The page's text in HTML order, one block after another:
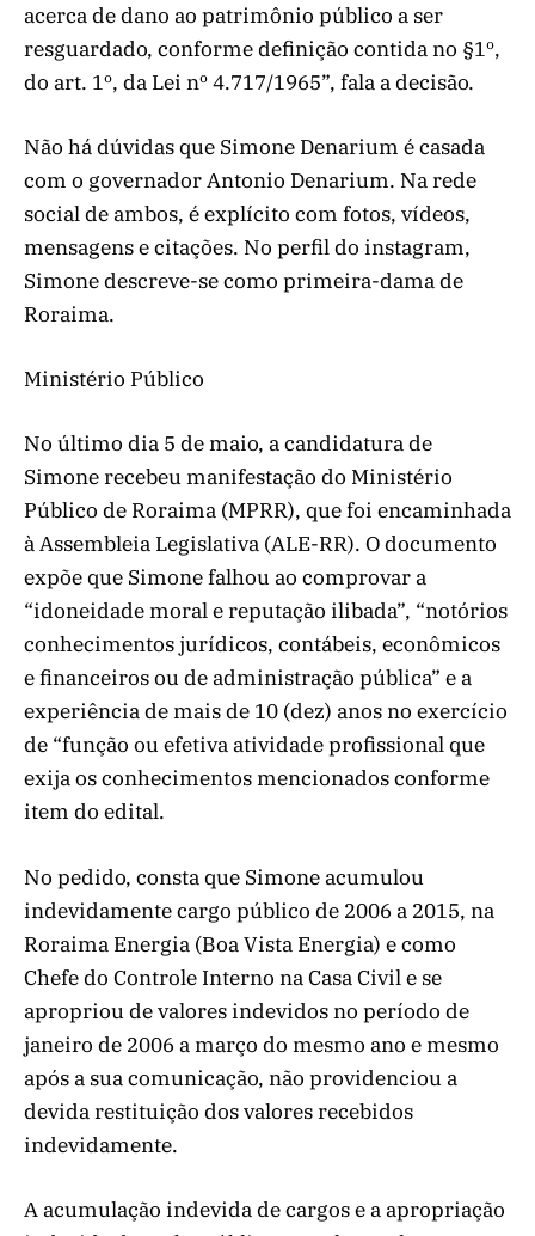
acerca de dano ao patrimônio público a ser
resguardado, conforme definição contida no §1º,
do art. 1º, da Lei nº 4.717/1965”, fala a decisão.
Não há dúvidas que Simone Denarium é casada
com o governador Antonio Denarium. Na rede
social de ambos, é explícito com fotos, vídeos,
mensagens e citações. No perfil do instagram,
Simone descreve-se como primeira-dama de
Roraima.
Ministério Público
No último dia 5 de maio, a candidatura de
Simone recebeu manifestação do Ministério
Público de Roraima (MPRR), que foi encaminhada
à Assembleia Legislativa (ALE-RR). O documento
expõe que Simone falhou ao comprovar a
“idoneidade moral e reputação ilibada”, “notórios
conhecimentos jurídicos, contábeis, econômicos
e financeiros ou de administração pública” e a
experiência de mais de 10 (dez) anos no exercício
de “função ou efetiva atividade profissional que
exija os conhecimentos mencionados conforme
item do edital.
No pedido, consta que Simone acumulou
indevidamente cargo público de 2006 a 2015, na
Roraima Energia (Boa Vista Energia) e como
Chefe do Controle Interno na Casa Civil e se
apropriou de valores indevidos no período de
janeiro de 2006 a março do mesmo ano e mesmo
após a sua comunicação, não providenciou a
devida restituição dos valores recebidos
indevidamente.
A acumulação indevida de cargos e a apropriação